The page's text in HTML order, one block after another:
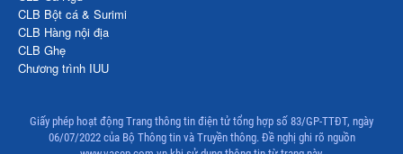
CLB Bột cá & Surimi
CLB Hàng nội địa
CLB Ghẹ
Chương trình IUU
Giấy phép hoạt động Trang thông tin điện tử tổng hợp số 83/GP-TTĐT, ngày
06/07/2022 của Bộ Thông tin và Truyền thông. Đề nghị ghi rõ nguồn